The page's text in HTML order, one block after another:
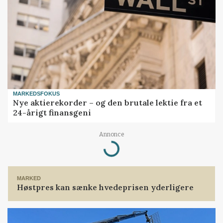
MARKEDSFOKUS
Nye aktierekorder – og den brutale lektie fra et
24-årigt finansgeni
Annonce
Loading...
MARKED
Høstpres kan sænke hvedeprisen yderligere